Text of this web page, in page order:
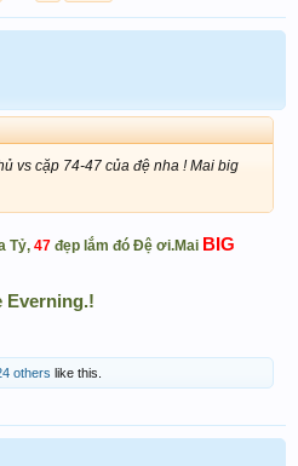
vs cặp 74-47 của đệ nha ! Mai big
Tỷ, 47 đẹp lắm đó Đệ ơi.Mai BIG
Everning.!
others like this.